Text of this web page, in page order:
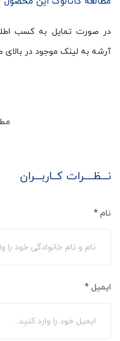
در صورت تمایل به کسب
آرشه به لینک موجود در
نـــظــــرات کــاربـــران
نام *
ایمیل *